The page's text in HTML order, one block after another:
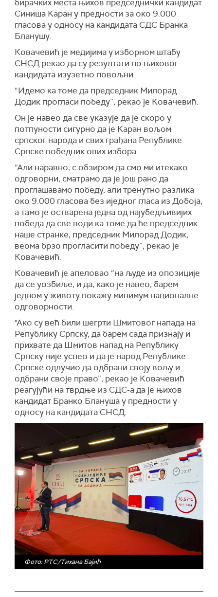
корист, али да смо дефинитивно имали
проблем са великим делом свог бирачког
тела, које једноставно, без обзира на све, није
хтело да излази на изборе који су расписани
због Шмитових одлука”, рекао је Ковачевић.
Ковачевић је најавио обраћање председника
СНСД-а Милорада Додика у 22 који ће
званично прогласити победу ове политичке
партије и Синише Карана на превременим
бирачких места њихов председнички кандидат
Синиша Каран у предности за око 9.000
гласова у односу на кандидата СДС Бранка
Бланушу.
Ковачевић је медијима у изборном штабу
СНСД рекао да су резултати по њиховог
кандидата изузетно повољни.
“Идемо ка томе да председник Милорад
Додик прогласи победу”, рекао је Ковачевић.
Он је навео да све указује да је скоро у
потпуности сигурно да је Каран вољом
српског народа и свих грађана Републике
Српске победник ових избора.
“Али наравно, с обзиром да смо ми итекако
одговорни, сматрамо да је још рано да
проглашавамо победу, али тренутно разлика
око 9.000 гласова без иједног гласа из Добоја,
а тамо је остварена једна од најубедљивијих
победа да све води ка томе да ће председник
наше странке, председник Милорад Додик,
веома брзо прогласити победу”, рекао је
Ковачевић.
Ковачевић је апеловао “на људе из опозиције
да се уозбиље, и да, како је навео, барем
једном у животу покажу минимум националне
одговорности.
"Ако су већ били шегрти Шмитовог напада на
Републику Српску, да барем сада признају и
прихвате да Шмитов напад на Републику
Српску није успео и да је народ Републике
Српске одлучио да одбрани своју вољу и
одбрани своје право”, рекао је Ковачевић
реагујући на тврдње из СДС-а да је њихов
кандидат Бранко Блануша у предности у
односу на кандидата СНСД.
Фото: РТС/Тихана Бајић